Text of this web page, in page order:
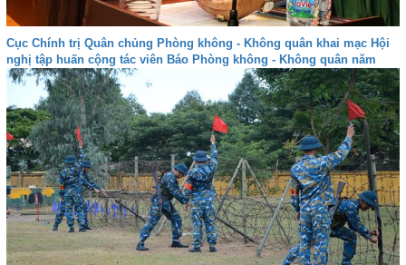
Cục Chính trị Quân chủng Phòng không - Không quân khai mạc Hội
nghị tập huấn cộng tác viên Báo Phòng không - Không quân năm
2026